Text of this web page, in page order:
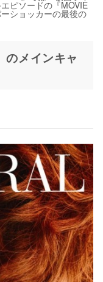
ピソードの『MOVIE
ショッカーの最後の
のメインキャ